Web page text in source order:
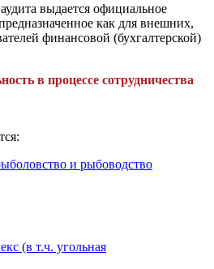
выдается официальное
как для внешних,
финансовой (бухгалтерской)
в процессе сотрудничества
и рыбоводство
(в т.ч. угольная